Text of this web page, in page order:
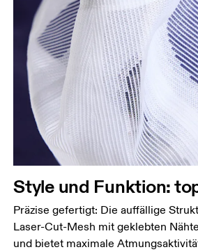
Style und Funktion:
Präzise gefertigt: Die auffällige
Laser-Cut-Mesh mit geklebten
und bietet maximale